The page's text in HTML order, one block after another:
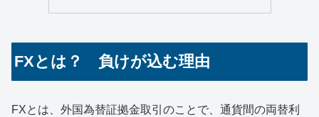
FXとは？ 負けが込む理由
FXとは、外国為替証拠金取引のことで、通貨間の両替利